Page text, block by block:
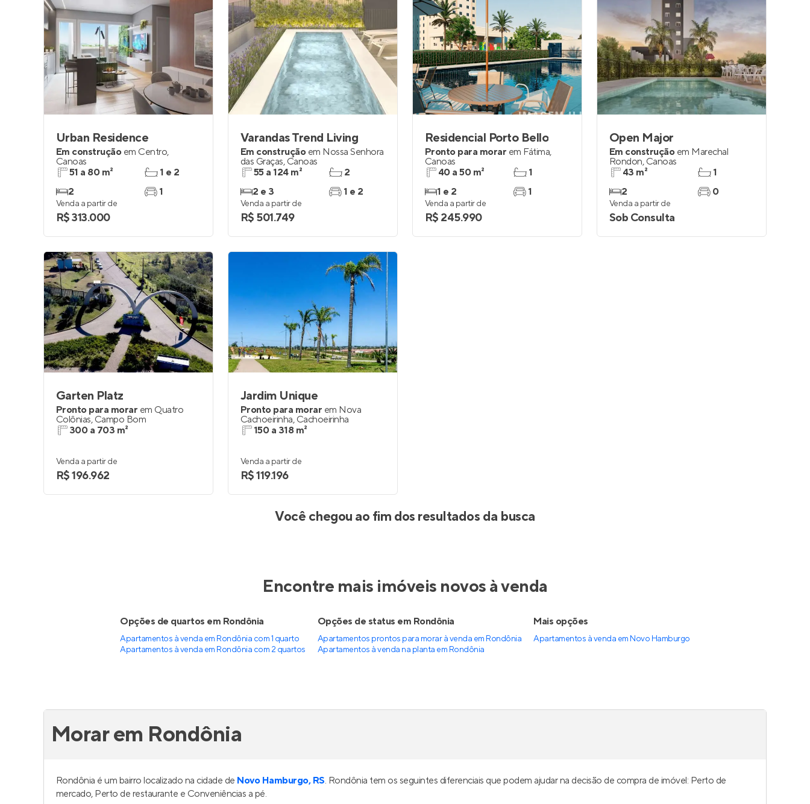
Urban Residence
Em construção em Centro,
Canoas
51 a 80 m²
2
1 e 2
1
Venda a partir de
R$ 313.000
Varandas Trend Living
Em construção em Nossa Senhora
das Graças, Canoas
55 a 124 m²
2 e 3
2
1 e 2
Venda a partir de
R$ 501.749
Residencial Porto Bello
Pronto para morar em Fátima,
Canoas
40 a 50 m²
1 e 2
1
1
Venda a partir de
R$ 245.990
Open Major
Em construção em Marechal
Rondon, Canoas
43 m²
2
1
0
Venda a partir de
Sob Consulta
Garten Platz
Pronto para morar em Quatro
Colônias, Campo Bom
300 a 703 m²
Venda a partir de
R$ 196.962
Jardim Unique
Pronto para morar em Nova
Cachoeirinha, Cachoeirinha
150 a 318 m²
Venda a partir de
R$ 119.196
Você chegou ao fim dos resultados da busca
Encontre mais imóveis novos à venda
Opções de quartos em Rondônia
Apartamentos à venda em Rondônia com 1 quarto
Apartamentos à venda em Rondônia com 2 quartos
Opções de status em Rondônia
Apartamentos prontos para morar à venda em Rondônia
Apartamentos à venda na planta em Rondônia
Mais opções
Apartamentos à venda em Novo Hamburgo
Morar em Rondônia
Rondônia é um bairro localizado na cidade de Novo Hamburgo, RS. Rondônia tem os seguintes diferenciais que podem ajudar na decisão de compra de imóvel: Perto de
mercado, Perto de restaurante e Conveniências a pé.